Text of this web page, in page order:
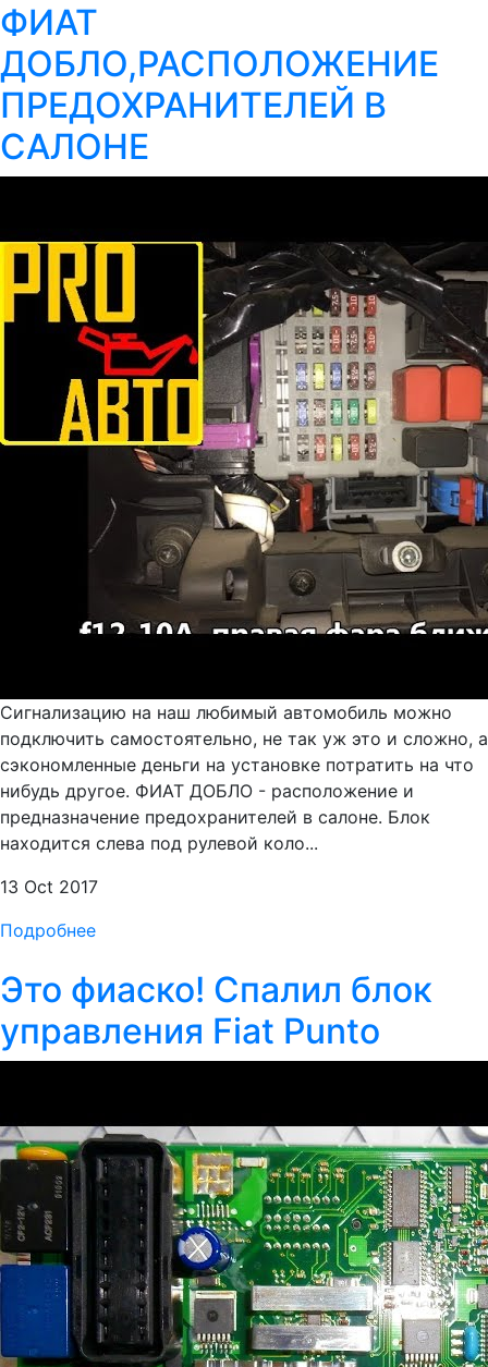
ФИАТ
ДОБЛО,РАСПОЛОЖЕНИЕ
ПРЕДОХРАНИТЕЛЕЙ В
САЛОНЕ
Сигнализацию на наш любимый автомобиль можно
подключить самостоятельно, не так уж это и сложно, а
сэкономленные деньги на установке потратить на что
нибудь другое. ФИАТ ДОБЛО - расположение и
предназначение предохранителей в салоне. Блок
находится слева под рулевой коло...
13 Oct 2017
Подробнее
Это фиаско! Спалил блок
управления Fiat Punto